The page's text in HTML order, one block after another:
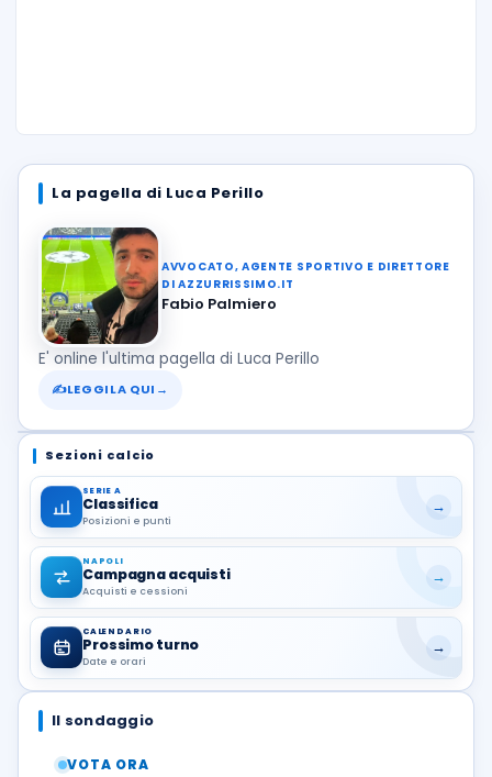
La pagella di Luca Perillo
AVVOCATO, AGENTE SPORTIVO E DIRETTORE
DI AZZURRISSIMO.IT
Fabio Palmiero
E' online l'ultima pagella di Luca Perillo
✍LEGGILA QUI →
Sezioni calcio
SERIE A
Classifica
Posizioni e punti
→
NAPOLI
Campagna acquisti
Acquisti e cessioni
→
CALENDARIO
Prossimo turno
Date e orari
→
Il sondaggio
VOTA ORA